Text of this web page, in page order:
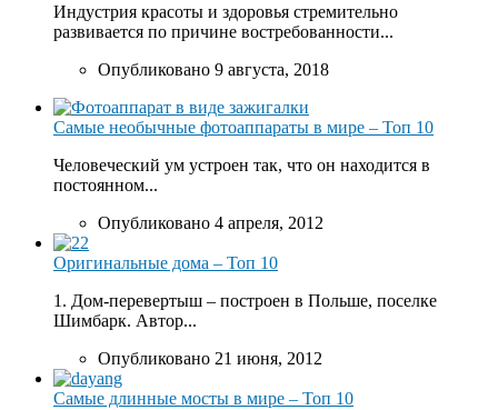
Индустрия красоты и здоровья стремительно
развивается по причине востребованности...
Опубликовано 9 августа, 2018
Самые необычные фотоаппараты в мире – Топ 10
Человеческий ум устроен так, что он находится в
постоянном...
Опубликовано 4 апреля, 2012
Оригинальные дома – Топ 10
1. Дом-перевертыш – построен в Польше, поселке
Шимбарк. Автор...
Опубликовано 21 июня, 2012
Самые длинные мосты в мире – Топ 10